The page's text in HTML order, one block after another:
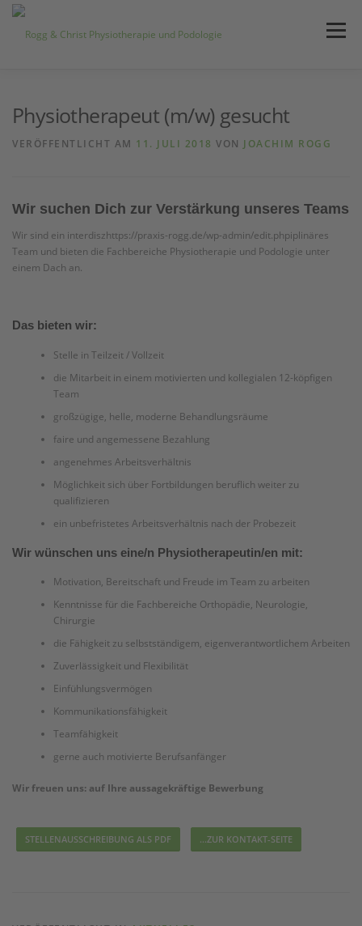
Zum
springen
Menü
Physiotherapeut (m/w) gesucht
VERÖFFENTLICHT AM 11. JULI 2018 VON JOACHIM ROGG
Wir suchen Dich zur Verstärkung unseres Teams
Wir sind ein interdiszhttps://praxis-rogg.de/wp-admin/edit.phpiplinäres
Team und bieten die Fachbereiche Physiotherapie und Podologie unter
einem Dach an.
Das bieten wir:
Stelle in Teilzeit / Vollzeit
die Mitarbeit in einem motivierten und kollegialen 12-köpfigen
Team
großzügige, helle, moderne Behandlungsräume
faire und angemessene Bezahlung
angenehmes Arbeitsverhältnis
Möglichkeit sich über Fortbildungen beruflich weiter zu
qualifizieren
ein unbefristetes Arbeitsverhältnis nach der Probezeit
Wir wünschen uns eine/n Physiotherapeutin/en mit:
Motivation, Bereitschaft und Freude im Team zu arbeiten
Kenntnisse für die Fachbereiche Orthopädie, Neurologie,
Chirurgie
die Fähigkeit zu selbstständigem, eigenverantwortlichem Arbeiten
Zuverlässigkeit und Flexibilität
Einfühlungsvermögen
Kommunikationsfähigkeit
Teamfähigkeit
gerne auch motivierte Berufsanfänger
Wir freuen uns: auf Ihre aussagekräftige Bewerbung
STELLENAUSSCHREIBUNG ALS PDF …ZUR KONTAKT-SEITE